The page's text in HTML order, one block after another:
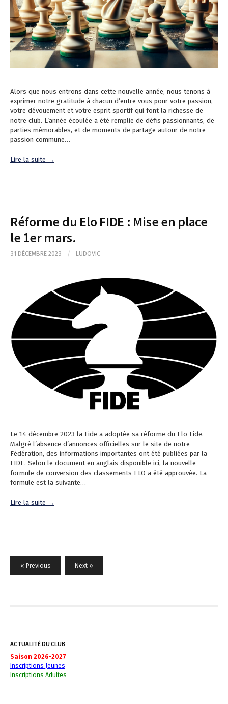
Alors que nous entrons dans cette nouvelle année, nous tenons à
exprimer notre gratitude à chacun d’entre vous pour votre passion,
votre dévouement et votre esprit sportif qui font la richesse de
notre club. L’année écoulée a été remplie de défis passionnants, de
parties mémorables, et de moments de partage autour de notre
passion commune…
Lire la suite →
Réforme du Elo FIDE : Mise en place
le 1er mars.
31 DÉCEMBRE 2023 / LUDOVIC
Le 14 décembre 2023 la Fide a adoptée sa réforme du Elo Fide.
Malgré l’absence d’annonces officielles sur le site de notre
Fédération, des informations importantes ont été publiées par la
FIDE. Selon le document en anglais disponible ici, la nouvelle
formule de conversion des classements ELO a été approuvée. La
formule est la suivante…
Lire la suite →
g
a
t
« Previous Next »
ACTUALITÉ DU CLUB
Saison 2026-2027
Inscriptions Jeunes
Inscriptions Adultes